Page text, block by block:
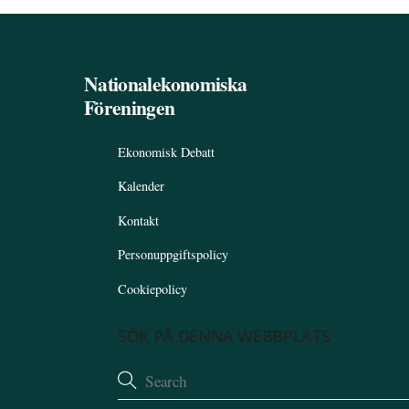
Nationalekonomiska
Föreningen
Ekonomisk Debatt
Kalender
Kontakt
Personuppgiftspolicy
Cookiepolicy
SÖK PÅ DENNA WEBBPLATS